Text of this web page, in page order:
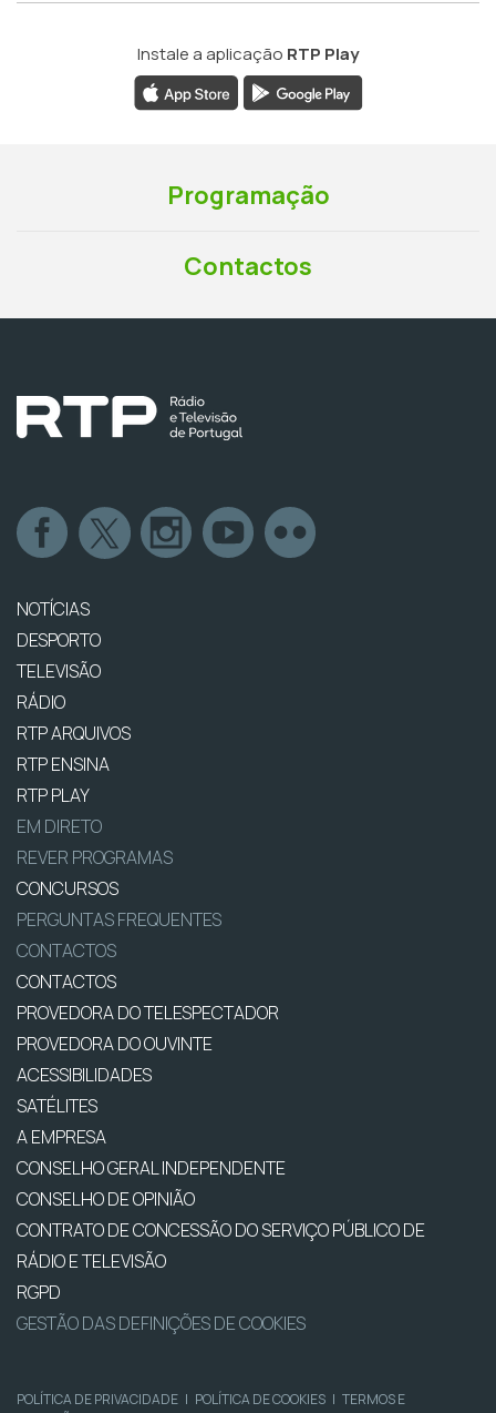
Instale a aplicação RTP Play
Programação
Contactos
NOTÍCIAS
DESPORTO
TELEVISÃO
RÁDIO
RTP ARQUIVOS
RTP ENSINA
RTP PLAY
EM DIRETO
REVER PROGRAMAS
CONCURSOS
PERGUNTAS FREQUENTES
CONTACTOS
CONTACTOS
PROVEDORA DO TELESPECTADOR
PROVEDORA DO OUVINTE
ACESSIBILIDADES
SATÉLITES
A EMPRESA
CONSELHO GERAL INDEPENDENTE
CONSELHO DE OPINIÃO
CONTRATO DE CONCESSÃO DO SERVIÇO PÚBLICO DE
RÁDIO E TELEVISÃO
RGPD
GESTÃO DAS DEFINIÇÕES DE COOKIES
POLÍTICA DE PRIVACIDADE | POLÍTICA DE COOKIES | TERMOS E